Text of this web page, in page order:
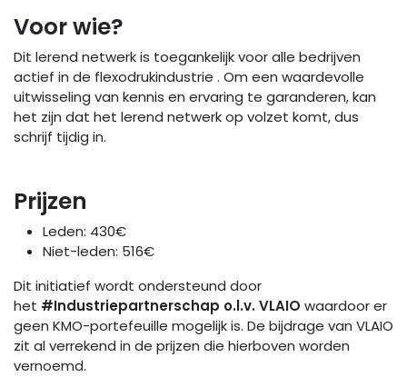
Voor wie?
Dit lerend netwerk is toegankelijk voor alle bedrijven
actief in de flexodrukindustrie . Om een waardevolle
uitwisseling van kennis en ervaring te garanderen, kan
het zijn dat het lerend netwerk op volzet komt, dus
schrijf tijdig in.
Prijzen
Leden: 430€
Niet-leden: 516€
Dit initiatief wordt ondersteund door
het #Industriepartnerschap o.l.v. VLAIO waardoor er
geen KMO-portefeuille mogelijk is. De bijdrage van VLAIO
zit al verrekend in de prijzen die hierboven worden
vernoemd.